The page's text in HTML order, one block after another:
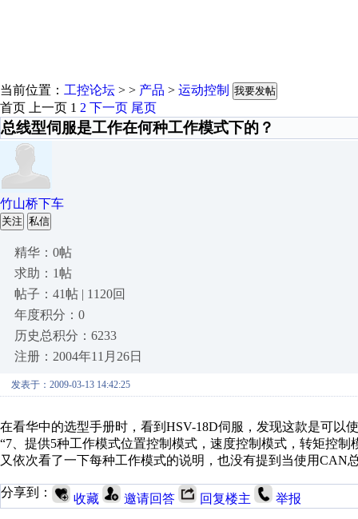
当前位置： 工控论坛 > > 产品 > 运动控制 我要发帖
首页 上一页 1 2 下一页 尾页
总线型伺服是工作在何种工作模式下的？
竹山桥下车
关注 私信
精华：0帖
求助：1帖
帖子：41帖 | 1120回
年度积分：0
历史总积分：6233
注册：2004年11月26日
发表于：2009-03-13 14:42:25
在看华中的选型手册时，看到HSV-18D伺服，发现这款是可以
“7、提供5种工作模式位置控制模式，速度控制模式，转矩控制
又依次看了一下每种工作模式的说明，也没有提到当使用CAN
分享到： 收藏 邀请回答 回复楼主 举报